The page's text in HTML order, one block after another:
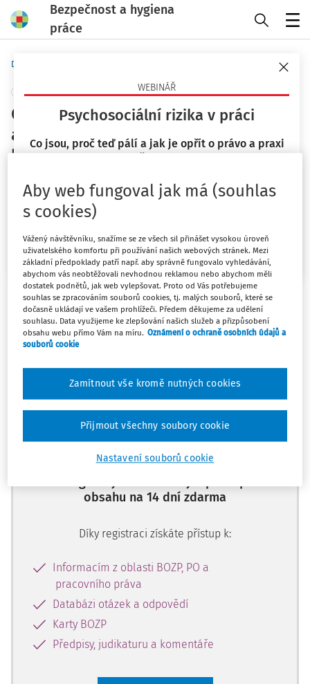
Bezpečnost a hygiena
práce
WEBINÁŘ
Psychosociální rizika v práci
Co jsou, proč teď pálí a jak je opřít o právo a praxi
23. 9. 2026
Chci více informací
Domů
+ PŘIDAT VLASTNÍ
Grafické značky - Bezpečnostní barvy
a bezpečnostní značky - Registrované
bezpečnostní značky
Vydáno:1. 6. 2025
barvy a bezpečnostní značky -
Registrované bezpečnostní značky
Máte předplatné? Přihlaste se
Tento dokument je jen pro
předplatitele
obsahu na 14 dní zdarma
Díky registraci získáte přístup k:
Informacím z oblasti BOZP, PO a
pracovního práva
Databázi otázek a odpovědí
Karty BOZP
Předpisy, judikaturu a komentáře
Aby web fungoval jak má (souhlas
s cookies)
Vážený návštěvníku, snažíme se ze všech sil přinášet vysokou úroveň
uživatelského komfortu při používání našich webových stránek. Mezi
základní předpoklady patří např. aby správně fungovalo vyhledávání,
abychom vás neobtěžovali nevhodnou reklamou nebo abychom měli
dostatek podnětů, jak web vylepšovat. Proto od Vás potřebujeme
souhlas se zpracováním souborů cookies, tj. malých souborů, které se
dočasně ukládají ve vašem prohlížeči. Předem děkujeme za udělení
souhlasu. Data využijeme ke zlepšování našich služeb a přizpůsobení
obsahu webu přímo Vám na míru. Oznámení o ochraně osobních údajů a
souborů cookie
Nastavení souborů cookie
Zamítnout vše kromě nutných cookies
Přijmout všechny soubory cookie